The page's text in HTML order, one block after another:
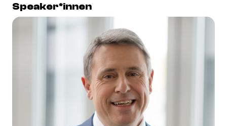
Speaker*innen